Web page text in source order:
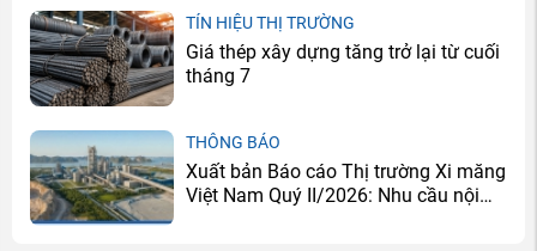
TÍN HIỆU THỊ TRƯỜNG
Giá thép xây dựng tăng trở lại từ cuối
tháng 7
THÔNG BÁO
Xuất bản Báo cáo Thị trường Xi măng
Việt Nam Quý II/2026: Nhu cầu nội